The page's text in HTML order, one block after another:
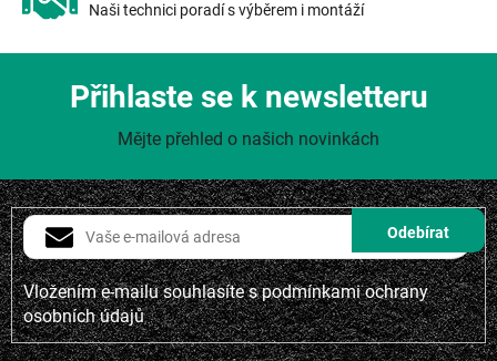
Naši technici poradí s výběrem i montáží
Vložením e-mailu souhlasíte spodmínkami ochrany
osobních údajů
Přihlaste se k newsletteru
Mějte přehled o našich novinkách